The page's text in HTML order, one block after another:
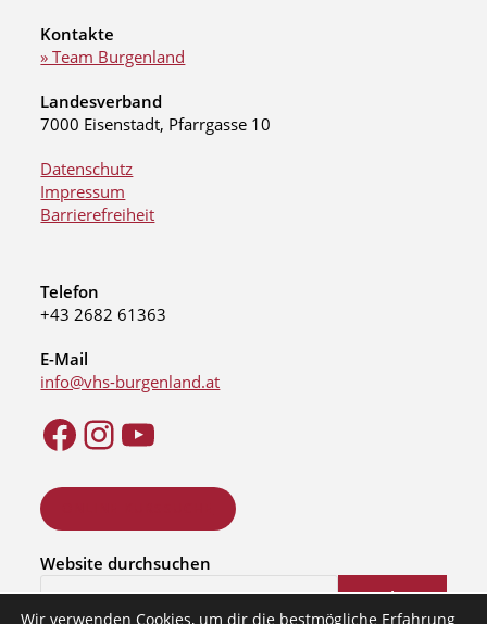
Kontakte
» Team Burgenland
Landesverband
7000 Eisenstadt, Pfarrgasse 10
Datenschutz
Impressum
Barrierefreiheit
Telefon
+43 2682 61363
E-Mail
info@vhs-burgenland.at
Website durchsuchen
Suchen
Wir verwenden Cookies, um dir die bestmögliche Erfahrung